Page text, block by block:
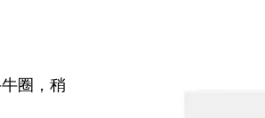
圈，稍